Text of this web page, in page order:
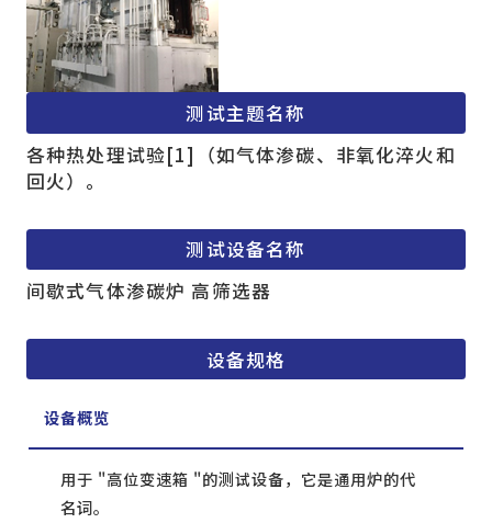
测试主题名称
各种热处理试验[1]（如气体渗碳、非氧化淬火和
回火）。
测试设备名称
间歇式气体渗碳炉 高筛选器
设备规格
设备概览
用于 "高位变速箱 "的测试设备，它是通用炉的代
名词。